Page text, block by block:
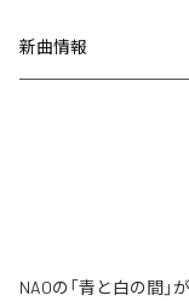
新曲情報
NAOの「青と白の間